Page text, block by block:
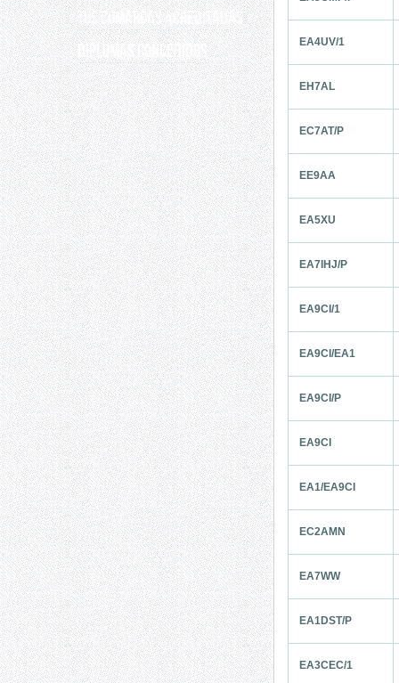
Tus comarcas acreditadas
DIPLOMAS CONCEDIDOS
EA4UV/1
EH7AL
EC7AT/P
EE9AA
EA5XU
EA7IHJ/P
EA9CI/1
EA9CI/EA1
EA9CI/P
EA9CI
EA1/EA9CI
EC2AMN
EA7WW
EA1DST/P
EA3CEC/1